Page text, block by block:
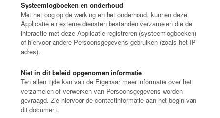
Systeemlogboeken en onderhoud
Met het oog op de werking en het onderhoud, kunnen deze
Applicatie en externe diensten bestanden verzamelen die de
interactie met deze Applicatie registreren (systeemlogboeken)
of hiervoor andere Persoonsgegevens gebruiken (zoals het IP-
adres).
Niet in dit beleid opgenomen informatie
Ten allen tijde kan van de Eigenaar meer informatie over het
verzamelen of verwerken van Persoonsgegevens worden
gevraagd. Zie hiervoor de contactinformatie aan het begin van
dit document.